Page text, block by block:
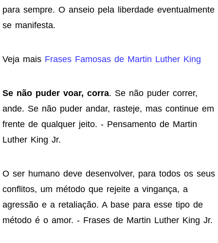
para sempre. O anseio pela liberdade eventualmente
se manifesta.
Veja mais Frases Famosas de Martin Luther King
Se não puder voar, corra. Se não puder correr,
ande. Se não puder andar, rasteje, mas continue em
frente de qualquer jeito. - Pensamento de Martin
Luther King Jr.
O ser humano deve desenvolver, para todos os seus
conflitos, um método que rejeite a vingança, a
agressão e a retaliação. A base para esse tipo de
método é o amor. - Frases de Martin Luther King Jr.